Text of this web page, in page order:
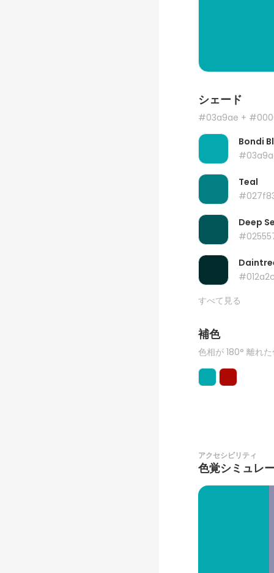
シェード
#03a9ae +
Bondi
Teal
Deep
すべて見る
補色
色相が 180° 離れ
アクセシビリティ
色覚シミュレ